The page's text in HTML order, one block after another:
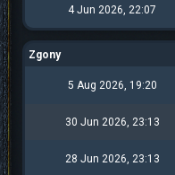
4 Jun 2026, 22:07
Zgony
5 Aug 2026, 19:20
30 Jun 2026, 23:13
28 Jun 2026, 23:13